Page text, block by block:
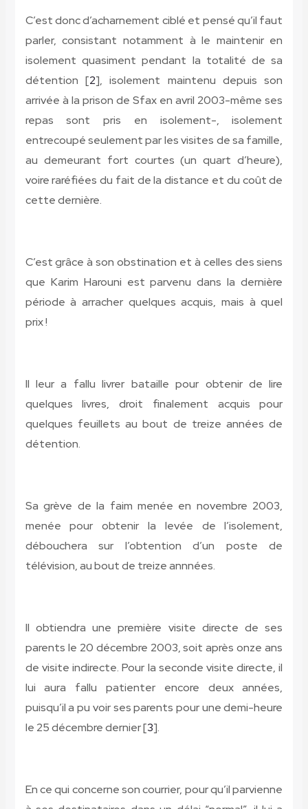
C’est donc d’acharnement ciblé et pensé qu’il faut
parler, consistant notamment à le maintenir en
isolement quasiment pendant la totalité de sa
détention [2], isolement maintenu depuis son
arrivée à la prison de Sfax en avril 2003-même ses
repas sont pris en isolement-, isolement
entrecoupé seulement par les visites de sa famille,
au demeurant fort courtes (un quart d’heure),
voire raréfiées du fait de la distance et du coût de
cette dernière.
C’est grâce à son obstination et à celles des siens
que Karim Harouni est parvenu dans la dernière
période à arracher quelques acquis, mais à quel
prix !
Il leur a fallu livrer bataille pour obtenir de lire
quelques livres, droit finalement acquis pour
quelques feuillets au bout de treize années de
détention.
Sa grève de la faim menée en novembre 2003,
menée pour obtenir la levée de l’isolement,
débouchera sur l’obtention d’un poste de
télévision, au bout de treize annnées.
Il obtiendra une première visite directe de ses
parents le 20 décembre 2003, soit après onze ans
de visite indirecte. Pour la seconde visite directe, il
lui aura fallu patienter encore deux années,
puisqu’il a pu voir ses parents pour une demi-heure
le 25 décembre dernier [3].
En ce qui concerne son courrier, pour qu’il parvienne